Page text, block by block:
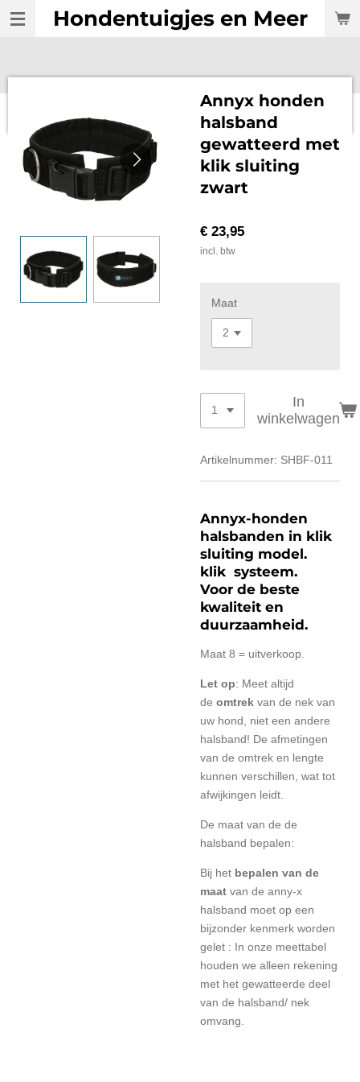
Ga
direct
Hondentuigjes en Meer
Annyx honden
halsband
gewatteerd met
klik sluiting
zwart
€ 23,95
incl. btw
Maat
In
winkelwagen
Artikelnummer: SHBF-011
Annyx-honden
halsbanden in klik
sluiting model.
klik systeem.
Voor de beste
kwaliteit en
duurzaamheid.
Maat 8 = uitverkoop.
Let op: Meet altijd
de omtrek van de nek van
uw hond, niet een andere
halsband! De afmetingen
van de omtrek en lengte
kunnen verschillen, wat tot
afwijkingen leidt.
De maat van de de
halsband bepalen:
Bij het bepalen van de
maat van de anny-x
halsband moet op een
bijzonder kenmerk worden
gelet : In onze meettabel
houden we alleen rekening
met het gewatteerde deel
van de halsband/ nek
omvang.